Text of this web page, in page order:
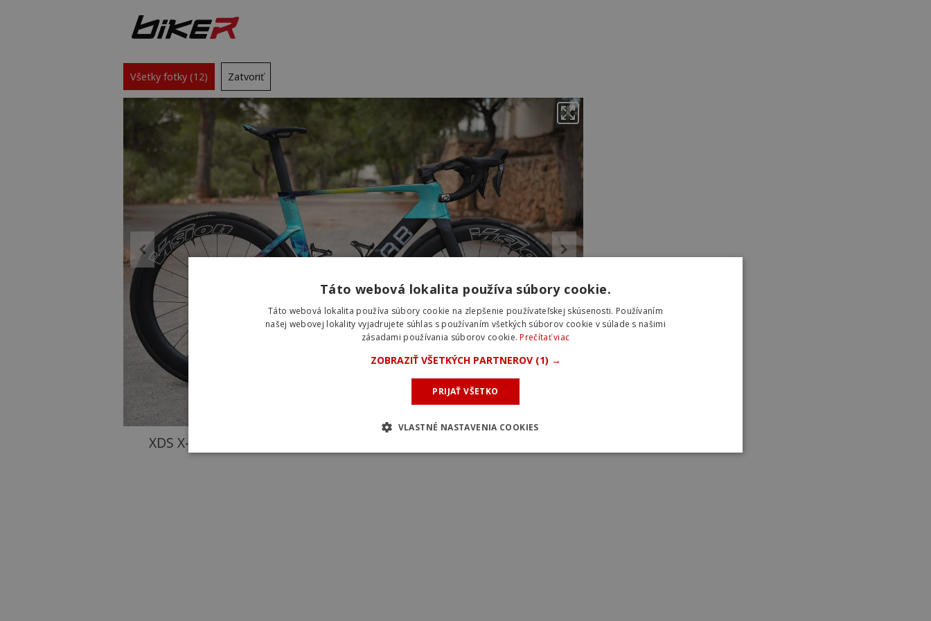
Všetky fotky (12) Zatvoriť
XDS X-Lab AD9 tímu XDS Astana v sezóne 2025. Foto: XDS Astana
Táto webová lokalita používa súbory cookie.
Táto webová lokalita používa súbory cookie na zlepšenie používateľskej skúsenosti. Používaním
našej webovej lokality vyjadrujete súhlas s používaním všetkých súborov cookie v súlade s našimi
zásadami používania súborov cookie.Prečítať viac
ZOBRAZIŤ VŠETKÝCH PARTNEROV (1) →
PRIJAŤ VŠETKO
VLASTNÉ NASTAVENIA COOKIES